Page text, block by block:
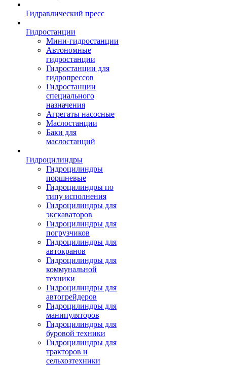
Гидравлический пресс
Гидростанции
Мини-гидростанции
Автономные
гидростанции
Гидростанции для
гидропрессов
Гидростанции
специального
назначения
Агрегаты насосные
Маслостанции
Баки для
маслостанций
Гидроцилиндры
Гидроцилиндры
поршневые
Гидроцилиндры по
типу исполнения
Гидроцилиндры для
экскаваторов
Гидроцилиндры для
погрузчиков
Гидроцилиндры для
автокранов
Гидроцилиндры для
коммунальной
техники
Гидроцилиндры для
автогрейдеров
Гидроцилиндры для
манипуляторов
Гидроцилиндры для
буровой техники
Гидроцилиндры для
тракторов и
сельхозтехники